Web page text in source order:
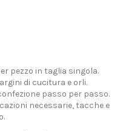
pezzo in taglia singola.
di cucitura e orli.
passo per passo.
necessarie, tacche e